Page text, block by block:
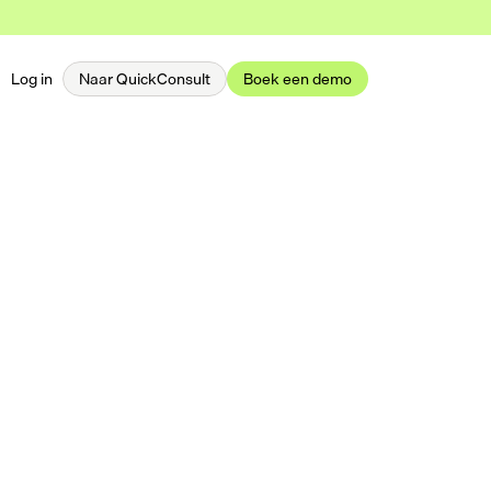
Log in Naar QuickConsult Boek een demo